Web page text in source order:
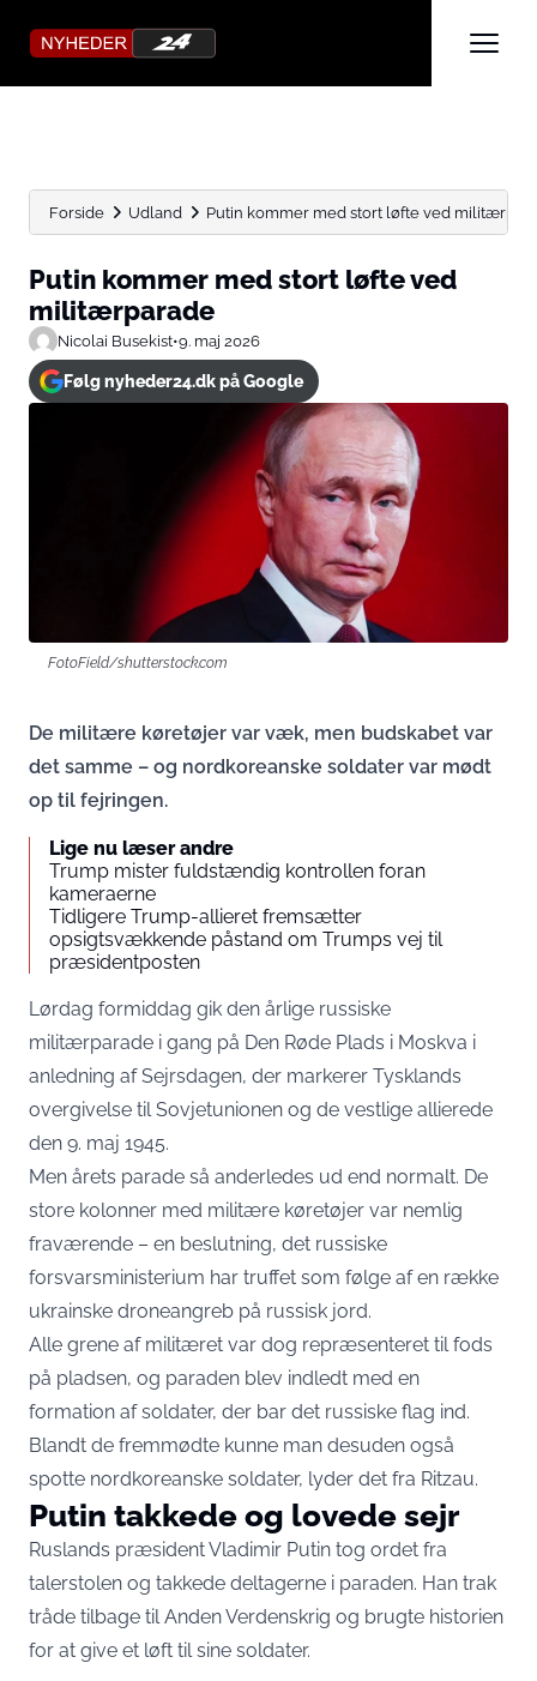
Forside Udland Putin kommer med stort løfte ved
Putin kommer med stort løfte ved
militærparade
Nicolai Busekist•9. maj 2026
Følg nyheder24.dk på Google
FotoField/shutterstock.com
De militære køretøjer var væk, men budskabet var
det samme – og nord­koreanske soldater var mødt
op til fejringen.
Lige nu læser andre
Trump mister fuldstændig kontrollen foran
kameraerne
Tidligere Trump-allieret fremsætter
opsigtsvækkende påstand om Trumps vej til
præsidentposten
Lørdag formiddag gik den årlige russiske
militærparade i gang på Den Røde Plads i Moskva i
anledning af Sejrsdagen, der markerer Tysklands
overgivelse til Sovjetunionen og de vestlige allierede
den 9. maj 1945.
Men årets parade så anderledes ud end normalt. De
store kolonner med militære køretøjer var nemlig
fraværende – en beslutning, det russiske
forsvarsministerium har truffet som følge af en række
ukrainske droneangreb på russisk jord.
Alle grene af militæret var dog repræsenteret til fods
på pladsen, og paraden blev indledt med en
formation af soldater, der bar det russiske flag ind.
Blandt de fremmødte kunne man desuden også
spotte nordkoreanske soldater, lyder det fra Ritzau.
Putin takkede og lovede sejr
Ruslands præsident Vladimir Putin tog ordet fra
talerstolen og takkede deltagerne i paraden. Han trak
tråde tilbage til Anden Verdenskrig og brugte historien
for at give et løft til sine soldater.